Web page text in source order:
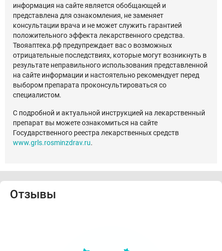
информация на сайте является обобщающей и
представлена для ознакомления, не заменяет
консультации врача и не может служить гарантией
положительного эффекта лекарственного средства.
Твояаптека.рф предупреждает вас о возможных
отрицательные последствиях, которые могут возникнуть в
результате неправильного использования представленной
на сайте информации и настоятельно рекомендует перед
выбором препарата проконсультироваться со
специалистом.
С подробной и актуальной инструкцией на лекарственный
препарат вы можете ознакомиться на сайте
Государственного реестра лекарственных средств
www.grls.rosminzdrav.ru.
Отзывы